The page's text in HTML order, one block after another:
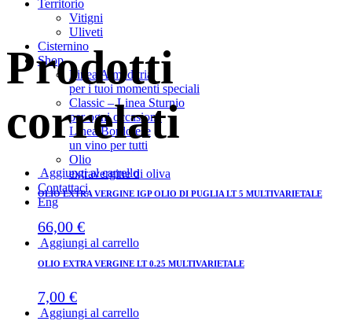
Territorio
Vitigni
Uliveti
Cisternino
Shop
Linea Almaditria
per i tuoi momenti speciali
Classic – Linea Sturnio
per ogni occasione
Linea Bordolese
un vino per tutti
Olio
extravergine di oliva
Contattaci
Eng
Prodotti
correlati
Aggiungi al carrello
OLIO EXTRA VERGINE IGP OLIO DI PUGLIA LT 5 MULTIVARIETALE
66,00 €
Aggiungi al carrello
OLIO EXTRA VERGINE LT 0.25 MULTIVARIETALE
7,00 €
Aggiungi al carrello